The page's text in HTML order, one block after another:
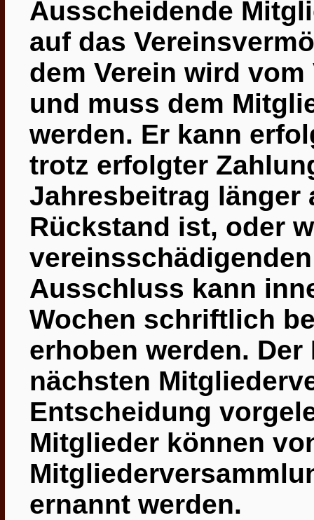
Ausscheidende
auf das
dem Verein wird
und muss dem
werden. Er kann
trotz erfolgter
Jahresbeitrag länger
Rückstand ist, oder
Ausschluss kann
Wochen schriftlich
erhoben werden.
nächsten
Entscheidung
Mitglieder können
ernanntwerden.